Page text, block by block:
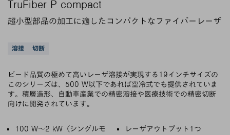
TruFiber P compact
超小型部品の加工に適したコンパクトなファイバーレーザ
サポートされているアプリケーション
溶接 切断
ビード品質の極めて高いレーザ溶接が実現する19インチサイズの
このシリーズは、500 W以下であれば空冷式でも提供されていま
す。積層造形、自動車産業での精密溶接や医療技術での精密切断
向けに開発されています。
主な特徴
100 W～2 kW（シングルモ
レーザアウトプット1つ